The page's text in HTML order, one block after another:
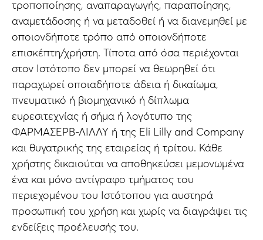
τροποποίησης, αναπαραγωγής, παραποίησης,
αναμετάδοσης ή να μεταδοθεί ή να διανεμηθεί με
οποιονδήποτε τρόπο από οποιονδήποτε
επισκέπτη/χρήστη. Τίποτα από όσα περιέχονται
στον Ιστότοπο δεν μπορεί να θεωρηθεί ότι
παραχωρεί οποιαδήποτε άδεια ή δικαίωμα,
πνευματικό ή βιομηχανικό ή δίπλωμα
ευρεσιτεχνίας ή σήμα ή λογότυπο της
ΦΑΡΜΑΣΕΡΒ-ΛΙΛΛΥ ή της Εli Lilly and Company
και θυγατρικής της εταιρείας ή τρίτου. Κάθε
χρήστης δικαιούται να αποθηκεύσει μεμονωμένα
ένα και μόνο αντίγραφο τμήματος του
περιεχομένου του Ιστότοπου για αυστηρά
προσωπική του χρήση και χωρίς να διαγράψει τις
ενδείξεις προέλευσής του.